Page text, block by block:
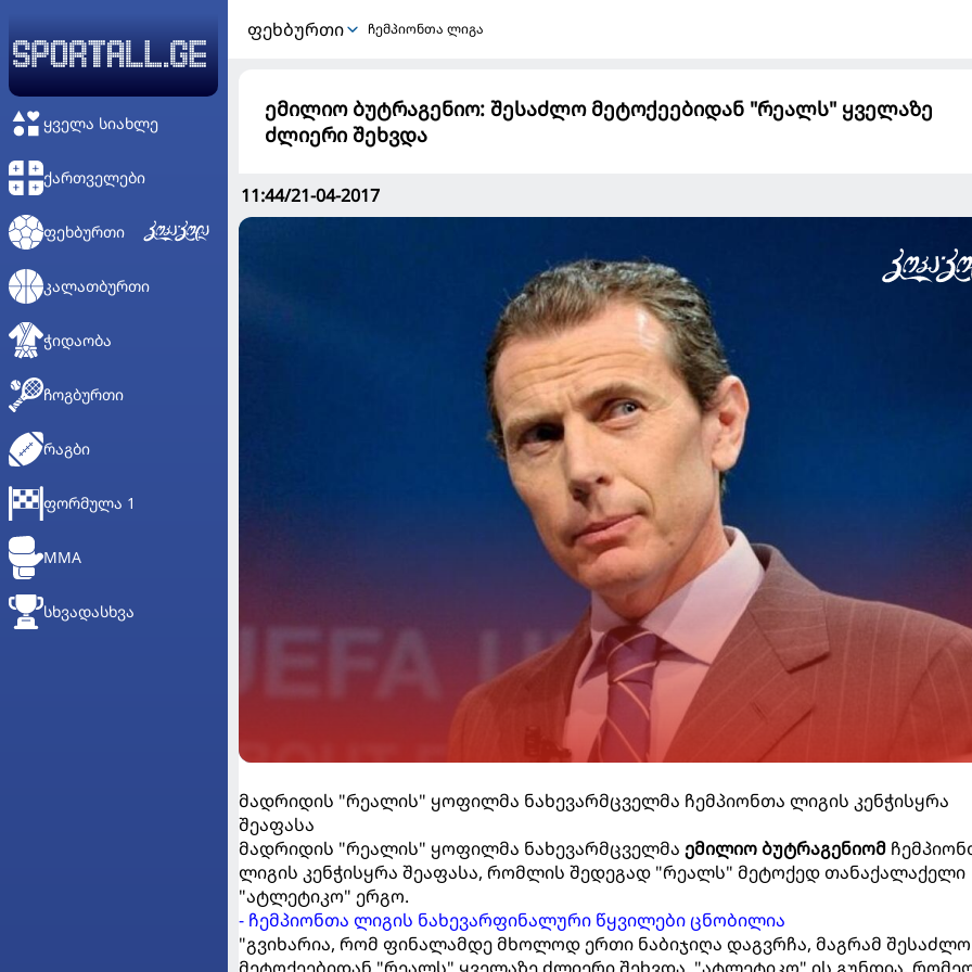
ᲧᲕᲔᲚᲐ ᲡᲘᲐᲮᲚᲔ
ᲥᲐᲠᲗᲕᲔᲚᲔᲑᲘ
ᲤᲔᲮᲑᲣᲠᲗᲘ
ᲙᲐᲚᲐᲗᲑᲣᲠᲗᲘ
ᲭᲘᲓᲐᲝᲑᲐ
ᲩᲝᲒᲑᲣᲠᲗᲘ
ᲠᲐᲒᲑᲘ
ᲤᲝᲠᲛᲣᲚᲐ 1
MMA
ᲡᲮᲕᲐᲓᲐᲡᲮᲕᲐ
ᲤᲔᲮᲑᲣᲠᲗᲘ ჩემპიონთა ლიგა
ემილიო ბუტრაგენიო: შესაძლო მეტოქეებიდან "რეალს" ყველაზე
ძლიერი შეხვდა
11:44/21-04-2017
მადრიდის "რეალის" ყოფილმა ნახევარმცველმა ჩემპიონთა ლიგის კენჭისყრა
შეაფასა
მადრიდის "რეალის" ყოფილმა ნახევარმცველმა ემილიო ბუტრაგენიომ
ლიგის კენჭისყრა შეაფასა, რომლის შედეგად "რეალს" მეტოქედ თანაქალაქელი
"ატლეტიკო" ერგო.
- ჩემპიონთა ლიგის ნახევარფინალური წყვილები ცნობილია
"გვიხარია, რომ ფინალამდე მხოლოდ ერთი ნაბიჯიღა დაგვრჩა, მაგრამ შესაძლო